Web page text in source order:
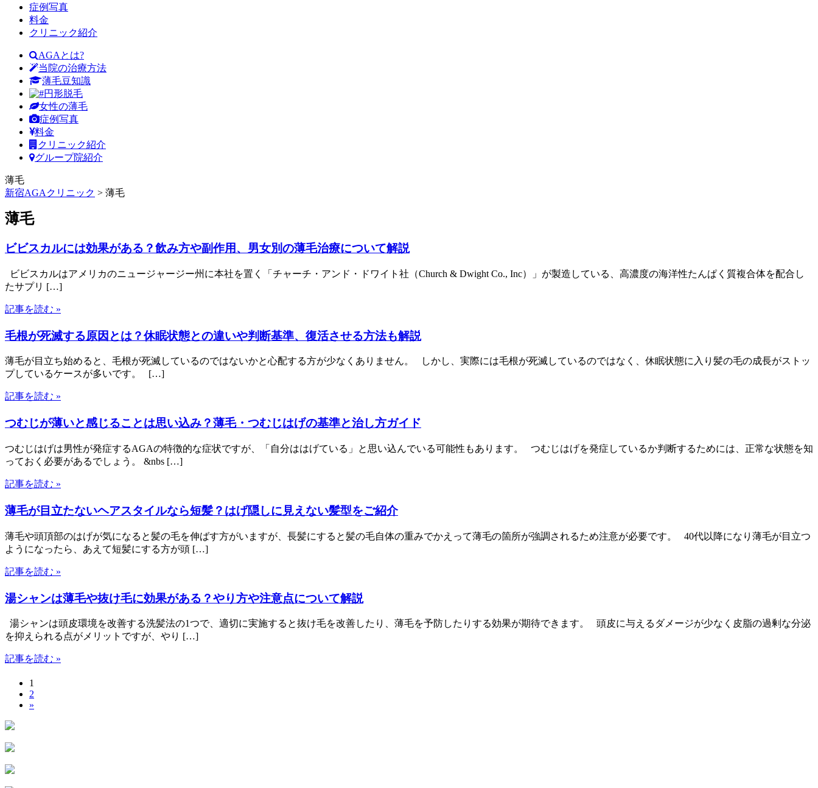
症例写真
料金
クリニック紹介
AGAとは?
当院の治療方法
薄毛豆知識
円形脱毛
女性の薄毛
症例写真
料金
クリニック紹介
グループ院紹介
薄毛
新宿AGAクリニック > 薄毛
薄毛
ビビスカルには効果がある？飲み方や副作用、男女別の薄毛治療について解説
ビビスカルはアメリカのニュージャージー州に本社を置く「チャーチ・アンド・ドワイト社（Church & Dwight Co., Inc）」が製造している、高濃度の海洋性たんぱく質複合体を配合し
たサプリ […]
記事を読む »
毛根が死滅する原因とは？休眠状態との違いや判断基準、復活させる方法も解説
薄毛が目立ち始めると、毛根が死滅しているのではないかと心配する方が少なくありません。 しかし、実際には毛根が死滅しているのではなく、休眠状態に入り髪の毛の成長がストッ
プしているケースが多いです。 […]
記事を読む »
つむじが薄いと感じることは思い込み？薄毛・つむじはげの基準と治し方ガイド
つむじはげは男性が発症するAGAの特徴的な症状ですが、「自分ははげている」と思い込んでいる可能性もあります。 つむじはげを発症しているか判断するためには、正常な状態を知
っておく必要があるでしょう。 &nbs […]
記事を読む »
薄毛が目立たないヘアスタイルなら短髪？はげ隠しに見えない髪型をご紹介
薄毛や頭頂部のはげが気になると髪の毛を伸ばす方がいますが、長髪にすると髪の毛自体の重みでかえって薄毛の箇所が強調されるため注意が必要です。 40代以降になり薄毛が目立つ
ようになったら、あえて短髪にする方が頭 […]
記事を読む »
湯シャンは薄毛や抜け毛に効果がある？やり方や注意点について解説
湯シャンは頭皮環境を改善する洗髪法の1つで、適切に実施すると抜け毛を改善したり、薄毛を予防したりする効果が期待できます。 頭皮に与えるダメージが少なく皮脂の過剰な分泌
を抑えられる点がメリットですが、やり […]
記事を読む »
1
2
»